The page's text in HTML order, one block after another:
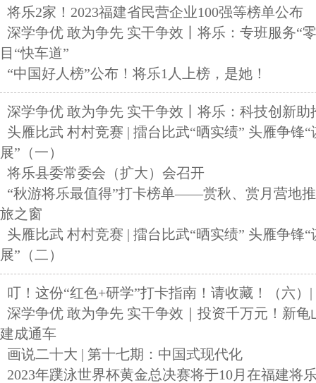
将乐2家！2023福建省民营企业100强等榜单公布
深学争优 敢为争先 实干争效丨将乐：专班服务“
目“快车道”
“中国好人榜”公布！将乐1人上榜，是她！
深学争优 敢为争先 实干争效丨将乐：科技创新助
头雁比武 村村竞赛 | 擂台比武“晒实绩” 头雁争锋“
展”（一）
将乐县委常委会（扩大）会召开
“秋游将乐最值得”打卡榜单——赏秋、赏月营地
旅之窗
头雁比武 村村竞赛 | 擂台比武“晒实绩” 头雁争锋“
展”（二）
叮！这份“红色+研学”打卡指南！请收藏！（六）
深学争优 敢为争先 实干争效｜投资千万元！新龟
建成通车
画说二十大 | 第十七期：中国式现代化
2023年蹼泳世界杯黄金总决赛将于10月在福建将